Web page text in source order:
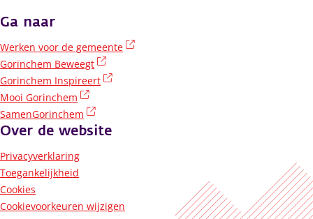
Ga naar
Werken voor de gemeente
Gorinchem Beweegt
Gorinchem Inspireert
Mooi Gorinchem
SamenGorinchem
Over de website
Privacyverklaring
Toegankelijkheid
Cookies
Cookievoorkeuren wijzigen